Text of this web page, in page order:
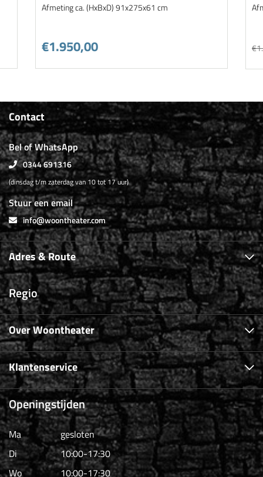
Afmeting ca. (HxBxD) 91x275x61 cm
€1.950,00
Contact
Bel of WhatsApp
0344 691316
(dinsdag t/m zaterdag van 10 tot 17 uur)
Stuur een email
info@woontheater.com
Adres & Route
Regio
Over Woontheater
Klantenservice
Openingstijden
Ma
gesloten
Di
10:00-17:30
Wo
10:00-17:30